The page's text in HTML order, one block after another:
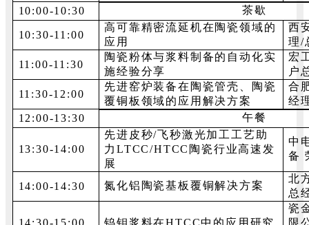
10:00-10:30
茶歇
10:30-11:00
高可靠精密流延机在陶瓷领域的
应用
西
理/
11:00-11:30
陶瓷粉体与浆料制备的自动化实
施经验分享
宏
户
11:30-12:00
先进窑炉装备在陶瓷管壳、陶瓷
覆铜板领域的应用解决方案
合
经
12:00-13:30
午餐
13:30-14:00
先进皮秒/飞秒激光加工工艺助
力LTCC/HTCC陶瓷行业高速发
展
中
备
14:00-14:30 氮化铝陶瓷基板覆铜解决方案
北
总
14:30-15:00 钨钼浆料在HTCC中的应用研究
瓷
限